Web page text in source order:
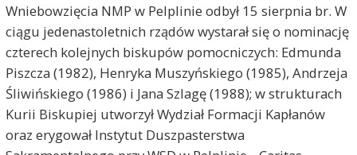
Wniebowzięcia NMP w Pelplinie odbył 15 sierpnia br. W
ciągu jedenastoletnich rządów wystarał się o nominację
czterech kolejnych biskupów pomocniczych: Edmunda
Piszcza (1982), Henryka Muszyńskiego (1985), Andrzeja
Śliwińskiego (1986) i Jana Szlagę (1988); w strukturach
Kurii Biskupiej utworzył Wydział Formacji Kapłanów
oraz erygował Instytut Duszpasterstwa